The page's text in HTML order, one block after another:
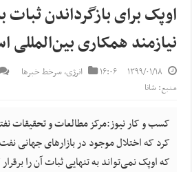
اوپک برای بازگرداندن ثبات
نیازمند همکاری
۱۳۹۹/۰۱/۱۸ ۱۶:۰۶ انرژی,سرخط خبرها
منبع: شانا
کسب و کار نیوز:مرکز مطالعات و تحقیقات
کرد که اختلال موجود در بازارهای جهانی
که اوپک نمی‌تواند به تنهایی ثبات آن را